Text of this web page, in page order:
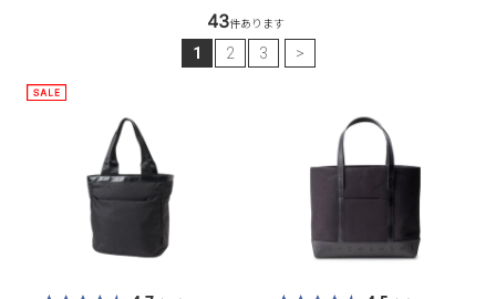
43件あります
1 2 3 >